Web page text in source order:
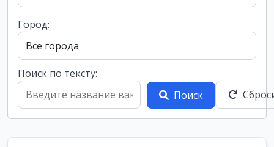
Город:
Поиск по тексту:
Поиск